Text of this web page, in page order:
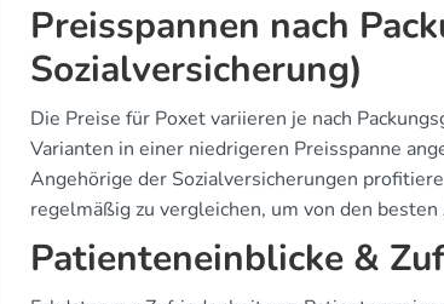
Preisspannen nach
Sozialversicherung)
Die Preise für Poxet variieren je nach
Varianten in einer niedrigeren Preisspanne
Angehörige der Sozialversicherungen
regelmäßig zu vergleichen, um von den
Patienteneinblicke &